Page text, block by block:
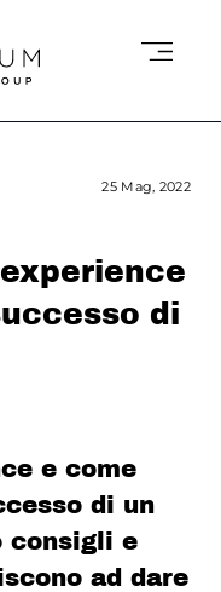
25 Mag, 2022
di
e come
di un
consigli e
ad dare